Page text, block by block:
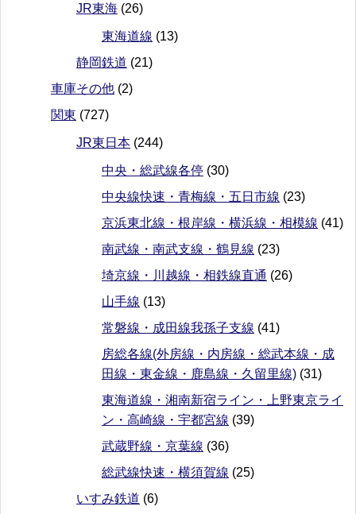
JR東海 (26)
東海道線 (13)
静岡鉄道 (21)
車庫その他 (2)
関東 (727)
JR東日本 (244)
中央・総武線各停 (30)
中央線快速・青梅線・五日市線 (23)
京浜東北線・根岸線・横浜線・相模線 (41)
南武線・南武支線・鶴見線 (23)
埼京線・川越線・相鉄線直通 (26)
山手線 (13)
常磐線・成田線我孫子支線 (41)
房総各線(外房線・内房線・総武本線・成
田線・東金線・鹿島線・久留里線) (31)
東海道線・湘南新宿ライン・上野東京ライ
ン・高崎線・宇都宮線 (39)
武蔵野線・京葉線 (36)
総武線快速・横須賀線 (25)
いすみ鉄道 (6)